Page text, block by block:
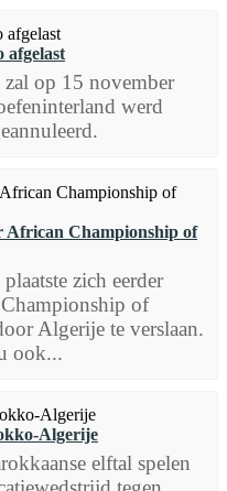
afgelast
op 15 november
werd
Championship of
zich eerder
of
Algerije te verslaan.
ook...
Algerije
elftal spelen